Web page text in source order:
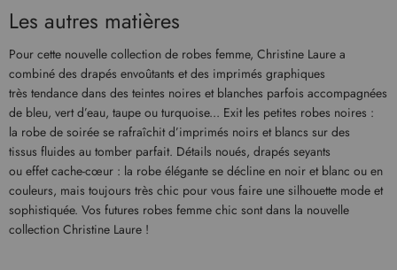
Les autres matières
Pour cette nouvelle collection de robes femme, Christine Laure a
combiné des drapés envoûtants et des imprimés graphiques
très tendance dans des teintes noires et blanches parfois accompagnées
de bleu, vert d’eau, taupe ou turquoise... Exit les petites robes noires :
la robe de soirée se rafraîchit d’imprimés noirs et blancs sur des
tissus fluides au tomber parfait. Détails noués, drapés seyants
ou effet cache-cœur : la robe élégante se décline en noir et blanc ou en
couleurs, mais toujours très chic pour vous faire une silhouette mode et
sophistiquée. Vos futures robes femme chic sont dans la nouvelle
collection Christine Laure !